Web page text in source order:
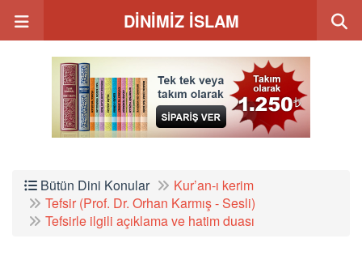
DİNİMİZ İSLAM
Bütün Dini Konular
Kur’an-ı kerim
Tefsir (Prof. Dr. Orhan Karmış - Sesli)
Tefsirle ilgili açıklama ve hatim duası